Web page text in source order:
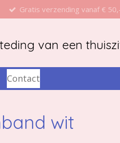
Gratis verzending vanaf €
van een
Contact
wit